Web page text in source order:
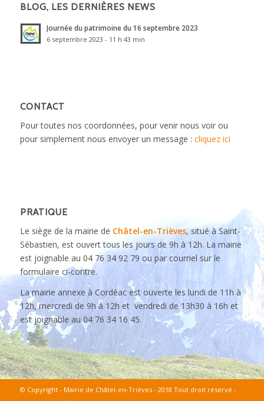
BLOG, LES DERNIÈRES NEWS
Journée du patrimoine du 16 septembre 2023
6 septembre 2023 - 11 h 43 min
CONTACT
Pour toutes nos coordonnées, pour venir nous voir ou
pour simplement nous envoyer un message : cliquez ici
PRATIQUE
Le siège de la mairie de Châtel-en-Trièves, situé à Saint-
Sébastien, est ouvert tous les jours de 9h à 12h. La mairie
est joignable au 04 76 34 92 79 ou par courriel sur le
formulaire ci-contre.
La mairie annexe à Cordéac est ouverte les lundi de 11h à
12h, mercredi de 9h à 12h et vendredi de 13h30 à 16h et
est joignable au 04 76 34 16 45.
© Copyright - Mairie de Châtel-en-Trièves - 2018 Tout droit réservé -